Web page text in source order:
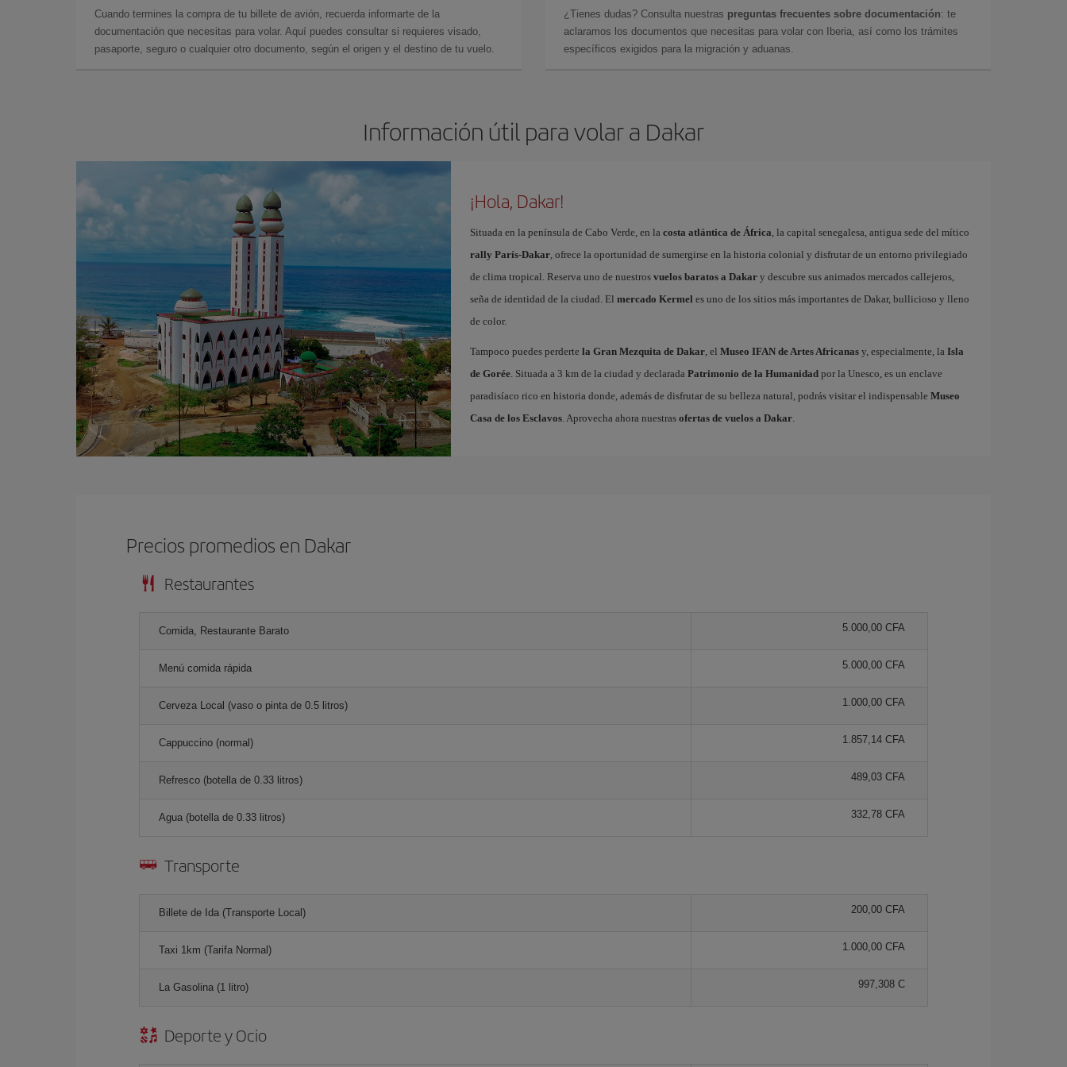
Cuando termines la compra de tu billete de avión, recuerda informarte de la
documentación que necesitas para volar. Aquí puedes consultar si requieres visado,
pasaporte, seguro o cualquier otro documento, según el origen y el destino de tu vuelo.
¿Tienes dudas? Consulta nuestras preguntas frecuentes sobre documentación: te
aclaramos los documentos que necesitas para volar con Iberia, así como los trámites
específicos exigidos para la migración y aduanas.
Información útil para volar a Dakar
¡Hola, Dakar!
Situada en la península de Cabo Verde, en la costa atlántica de África , la capital senegalesa, antigua sede del mítico
rally París-Dakar, ofrece la oportunidad de sumergirse en la historia colonial y disfrutar de un entorno privilegiado
de clima tropical. Reserva uno de nuestros vuelos baratos a Dakary descubre sus animados mercados callejeros,
seña de identidad de la ciudad. El mercado Kermel es uno de los sitios más importantes de Dakar, bullicioso y lleno
de color.
Tampoco puedes perderte la Gran Mezquita de Dakar, el Museo IFAN de Artes Africanasy, especialmente, la Isla
de Gorée. Situada a 3 km de la ciudad y declarada Patrimonio de la Humanidadpor la Unesco, es un enclave
paradisíaco rico en historia donde, además de disfrutar de su belleza natural, podrás visitar el indispensable Museo
Casa de los Esclavos. Aprovecha ahora nuestras ofertas de vuelos a Dakar.
Precios promedios en Dakar
Restaurantes
Comida, Restaurante Barato 5.000,00 CFA
Menú comida rápida 5.000,00 CFA
Cerveza Local (vaso o pinta de 0.5 litros) 1.000,00 CFA
Cappuccino (normal) 1.857,14 CFA
Refresco (botella de 0.33 litros) 489,03 CFA
Agua (botella de 0.33 litros) 332,78 CFA
Transporte
Billete de Ida (Transporte Local) 200,00 CFA
Taxi 1km (Tarifa Normal) 1.000,00 CFA
La Gasolina (1 litro) 997,308 C
Deporte y Ocio